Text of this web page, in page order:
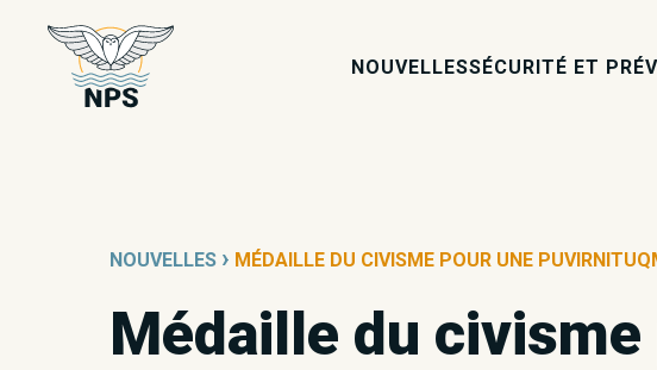
NOUVELLESSÉCURITÉ ET
NOUVELLES › MÉDAILLE DU CIVISME POUR UNE
Médaille du